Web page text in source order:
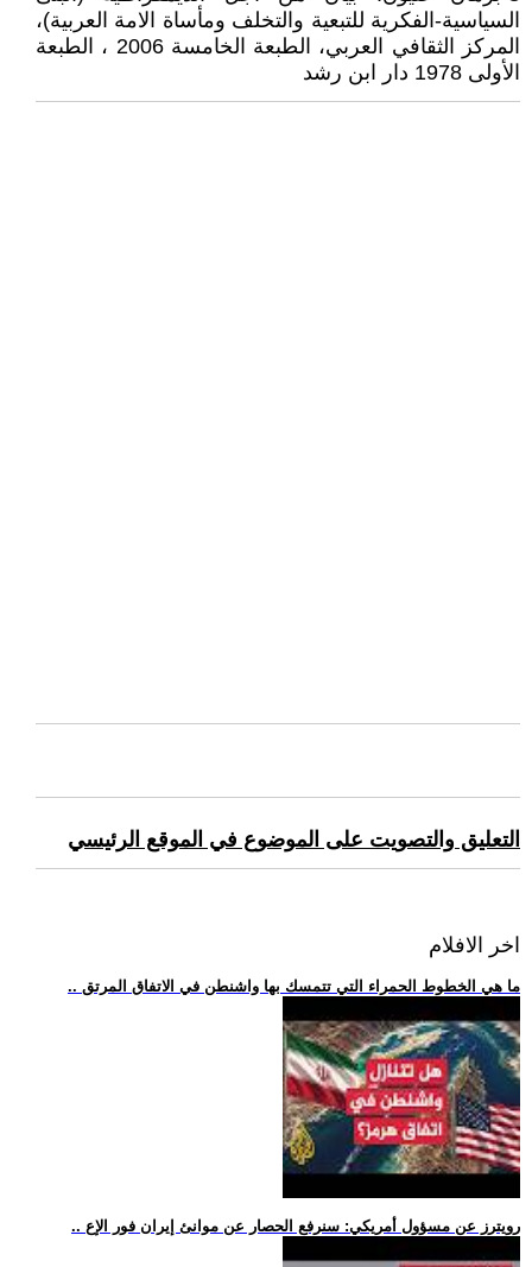
السياسية-الفكرية للتبعية والتخلف ومأساة الامة العربية)،
المركز الثقافي العربي، الطبعة الخامسة 2006 ، الطبعة
الأولى 1978 دار ابن رشد
التعليق والتصويت على الموضوع في الموقع الرئيسي
اخر الافلام
.. ما هي الخطوط الحمراء التي تتمسك بها واشنطن في الاتفاق المرتق
.. رويترز عن مسؤول أمريكي: سنرفع الحصار عن موانئ إيران فور الإع